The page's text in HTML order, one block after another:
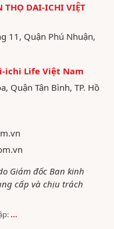
THỌ DAI-ICHI VIỆT
11, Quận Phú Nhuận,
ichi Life Việt Nam
Quận Tân Bình, TP. Hồ
Giám đốc Ban kinh
cấp và chịu trách
...